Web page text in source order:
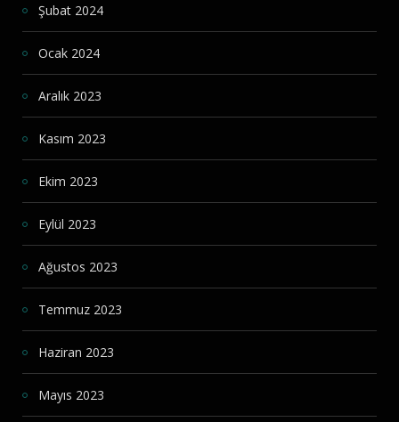
Şubat 2024
Ocak 2024
Aralık 2023
Kasım 2023
Ekim 2023
Eylül 2023
Ağustos 2023
Temmuz 2023
Haziran 2023
Mayıs 2023